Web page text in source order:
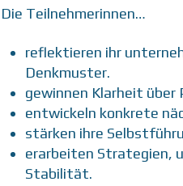
Die Teilnehmerinnen…
reflektieren ihr
Denkmuster.
gewinnen Klarheit
entwickeln konkrete
stärken ihre
erarbeiten Strategien,
Stabilität.